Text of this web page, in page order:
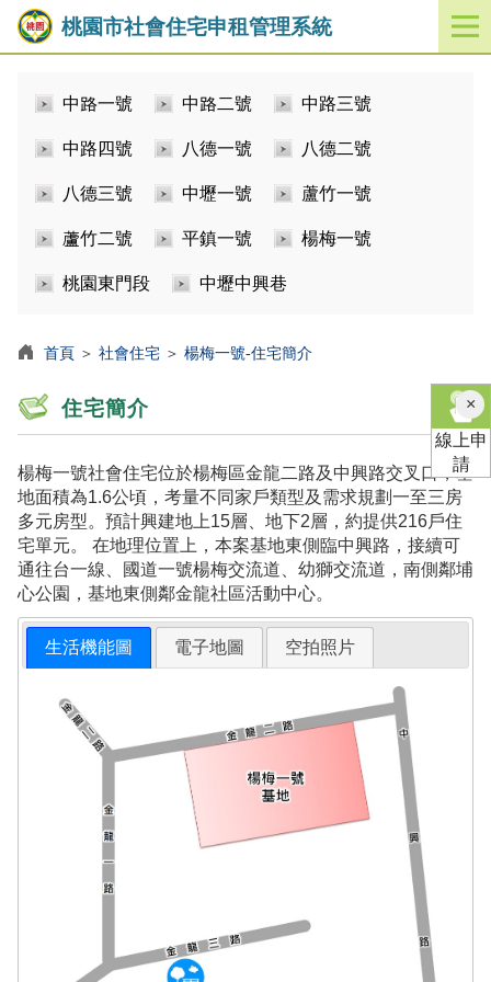
桃園市社會住宅申租管理系統
開
啟
中路一號 中路二號 中路三號
中路四號 八德一號 八德二號
八德三號 中壢一號 蘆竹一號
蘆竹二號 平鎮一號 楊梅一號
桃園東門段 中壢中興巷
首頁 ＞ 社會住宅 ＞ 楊梅一號-住宅簡介
住宅簡介
楊梅一號社會住宅位於楊梅區金龍二路及中興路交叉口，基
地面積為1.6公頃，考量不同家戶類型及需求規劃一至三房
多元房型。預計興建地上15層、地下2層，約提供216戶住
宅單元。 在地理位置上，本案基地東側臨中興路，接續可
通往台一線、國道一號楊梅交流道、幼獅交流道，南側鄰埔
心公園，基地東側鄰金龍社區活動中心。
生活機能圖 電子地圖 空拍照片
×關
閉
線上申
請